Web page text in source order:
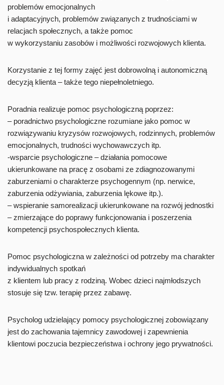
problemów emocjonalnych
i adaptacyjnych, problemów związanych z trudnościami w
relacjach społecznych, a także pomoc
w wykorzystaniu zasobów i możliwości rozwojowych klienta.
Korzystanie z tej formy zajęć jest dobrowolną i autonomiczną
decyzją klienta – także tego niepełnoletniego.
Poradnia realizuje pomoc psychologiczną poprzez:
– poradnictwo psychologiczne rozumiane jako pomoc w
rozwiązywaniu kryzysów rozwojowych, rodzinnych, problemów
emocjonalnych, trudności wychowawczych itp.
-wsparcie psychologiczne – działania pomocowe
ukierunkowane na pracę z osobami ze zdiagnozowanymi
zaburzeniami o charakterze psychogennym (np. nerwice,
zaburzenia odżywiania, zaburzenia lękowe itp.).
– wspieranie samorealizacji ukierunkowane na rozwój jednostki
– zmierzające do poprawy funkcjonowania i poszerzenia
kompetencji psychospołecznych klienta.
Pomoc psychologiczna w zależności od potrzeby ma charakter
indywidualnych spotkań
z klientem lub pracy z rodziną. Wobec dzieci najmłodszych
stosuje się tzw. terapię przez zabawę.
Psycholog udzielający pomocy psychologicznej zobowiązany
jest do zachowania tajemnicy zawodowej i zapewnienia
klientowi poczucia bezpieczeństwa i ochrony jego prywatności.